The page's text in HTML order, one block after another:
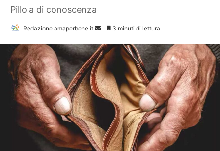
Pillola di conoscenza
Redazione amaperbene.it
v
i
a
u
n
m
a
3 minuti di lettura